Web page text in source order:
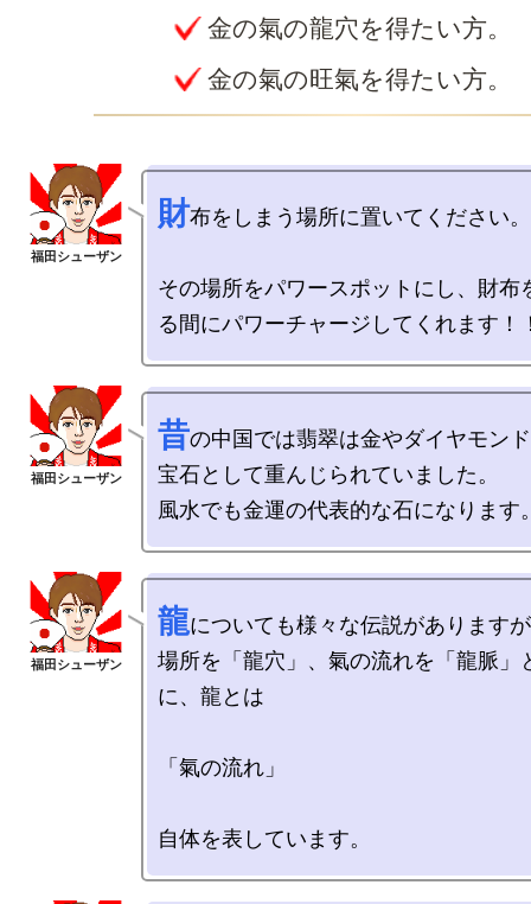
金の氣の龍穴を得たい方。
金の氣の旺氣を得たい方。
財布をしまう場所に置いてください。
その場所をパワースポットにし、財布
昔の中国では翡翠は金やダイヤモン
宝石として重んじられていました。
龍についても様々な伝説があります
場所を「龍穴」、氣の流れを「龍脈」
に、龍とは
「氣の流れ」